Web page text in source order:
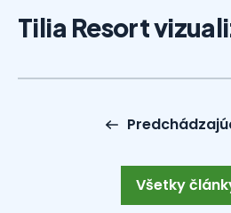
Tilia Resort
Všetky